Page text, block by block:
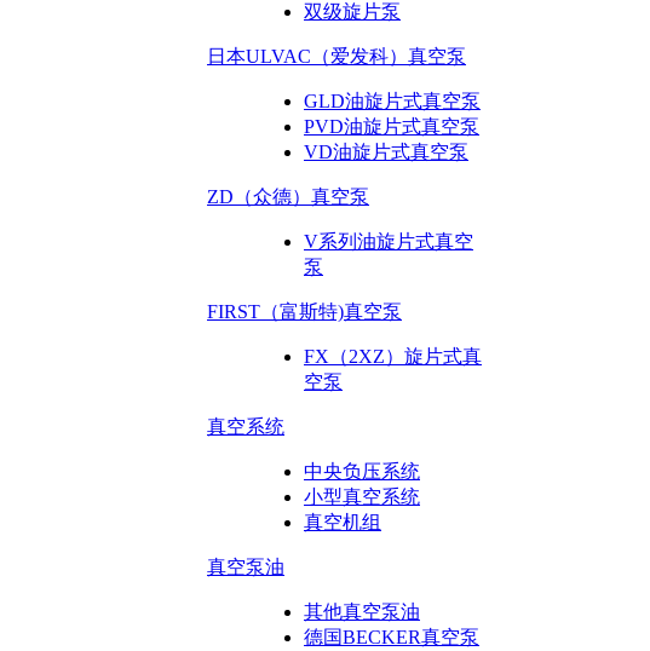
双级旋片泵
日本ULVAC（爱发科）真空泵
GLD油旋片式真空泵
PVD油旋片式真空泵
VD油旋片式真空泵
ZD（众德）真空泵
V系列油旋片式真空
泵
FIRST（富斯特)真空泵
FX（2XZ）旋片式真
空泵
真空系统
中央负压系统
小型真空系统
真空机组
真空泵油
其他真空泵油
德国BECKER真空泵